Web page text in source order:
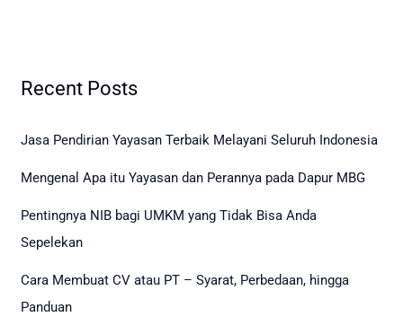
Recent Posts
Jasa Pendirian Yayasan Terbaik Melayani Seluruh Indonesia
Mengenal Apa itu Yayasan dan Perannya pada Dapur MBG
Pentingnya NIB bagi UMKM yang Tidak Bisa Anda
Sepelekan
Cara Membuat CV atau PT – Syarat, Perbedaan, hingga
Panduan